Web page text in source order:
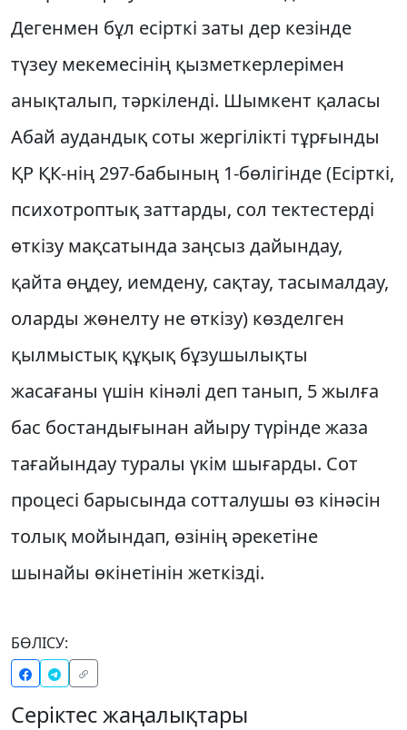
Дегенмен бұл есірткі заты дер кезінде
түзеу мекемесінің қызметкерлерімен
анықталып, тәркіленді. Шымкент қаласы
Абай аудандық соты жергілікті тұрғынды
ҚР ҚК-нің 297-бабының 1-бөлігінде (Есірткі,
психотроптық заттарды, сол тектестерді
өткізу мақсатында заңсыз дайындау,
қайта өңдеу, иемдену, сақтау, тасымалдау,
оларды жөнелту не өткізу) көзделген
қылмыстық құқық бұзушылықты
жасағаны үшін кінәлі деп танып, 5 жылға
бас бостандығынан айыру түрінде жаза
тағайындау туралы үкім шығарды. Сот
процесі барысында сотталушы өз кінәсін
толық мойындап, өзінің әрекетіне
шынайы өкінетінін жеткізді.
БӨЛІСУ:
Серіктес жаңалықтары